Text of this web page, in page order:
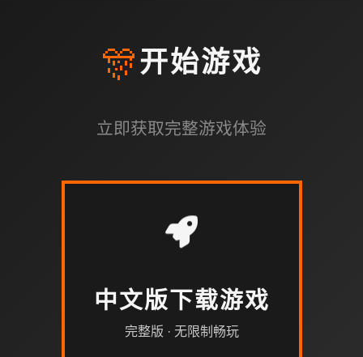
🎊开始游戏
立即获取完整游戏体验
中文版下载游戏
完整版 · 无限制畅玩